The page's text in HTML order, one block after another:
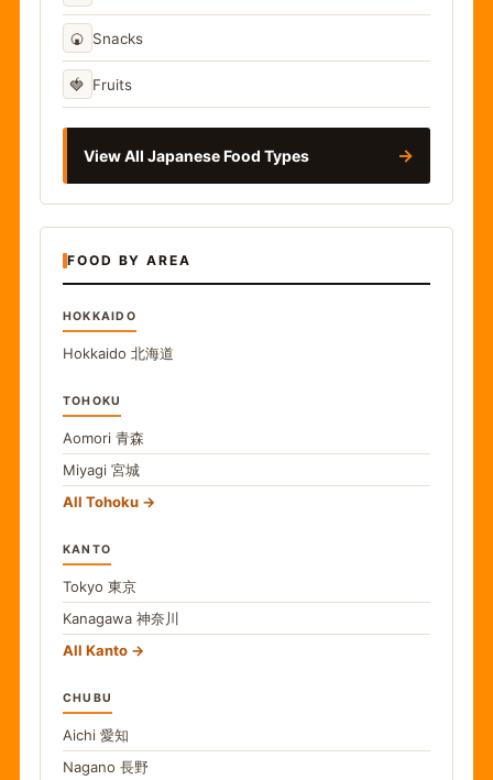
🍘 Snacks
🍓 Fruits
View All Japanese Food Types →
FOOD BY AREA
HOKKAIDO
Hokkaido 北海道
TOHOKU
Aomori 青森
Miyagi 宮城
All Tohoku
KANTO
Tokyo 東京
Kanagawa 神奈川
All Kanto
CHUBU
Aichi 愛知
Nagano 長野